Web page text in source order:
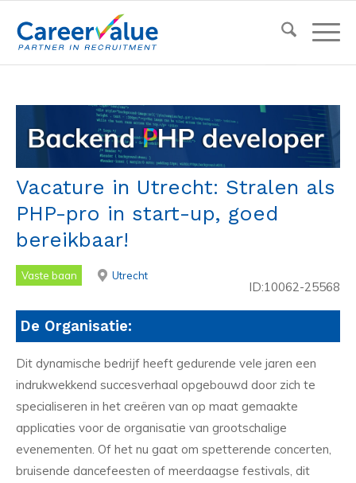
Vacature in Utrecht: Stralen als
PHP-pro in start-up, goed
bereikbaar!
Vaste baan Utrecht
ID:10062-25568
De Organisatie:
Dit dynamische bedrijf heeft gedurende vele jaren een
indrukwekkend succesverhaal opgebouwd door zich te
specialiseren in het creëren van op maat gemaakte
applicaties voor de organisatie van grootschalige
evenementen. Of het nu gaat om spetterende concerten,
bruisende dancefeesten of meerdaagse festivals, dit